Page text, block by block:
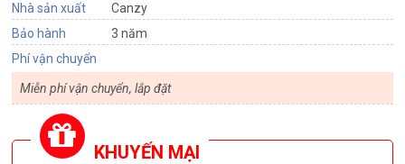
Nhà sản xuất
Canzy
Bảo hành
3 năm
Phí vận chuyển
Miễn phí vận chuyển, lắp đặt
KHUYẾN MẠI